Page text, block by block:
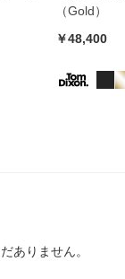
（Gold）
￥48,400
ありません。